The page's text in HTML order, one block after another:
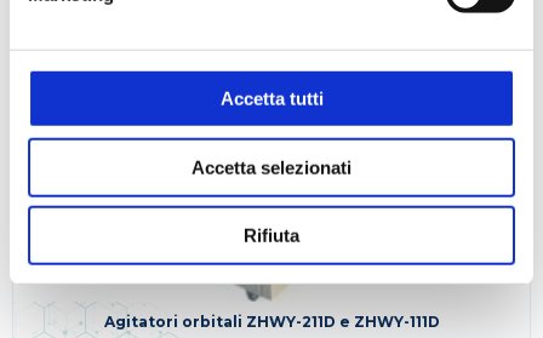
Accetta tutti
Accetta selezionati
Rifiuta
Agitatori orbitali ZHWY-211D e ZHWY-111D